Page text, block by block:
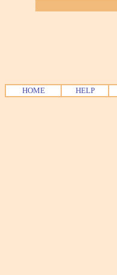
HOME HELP